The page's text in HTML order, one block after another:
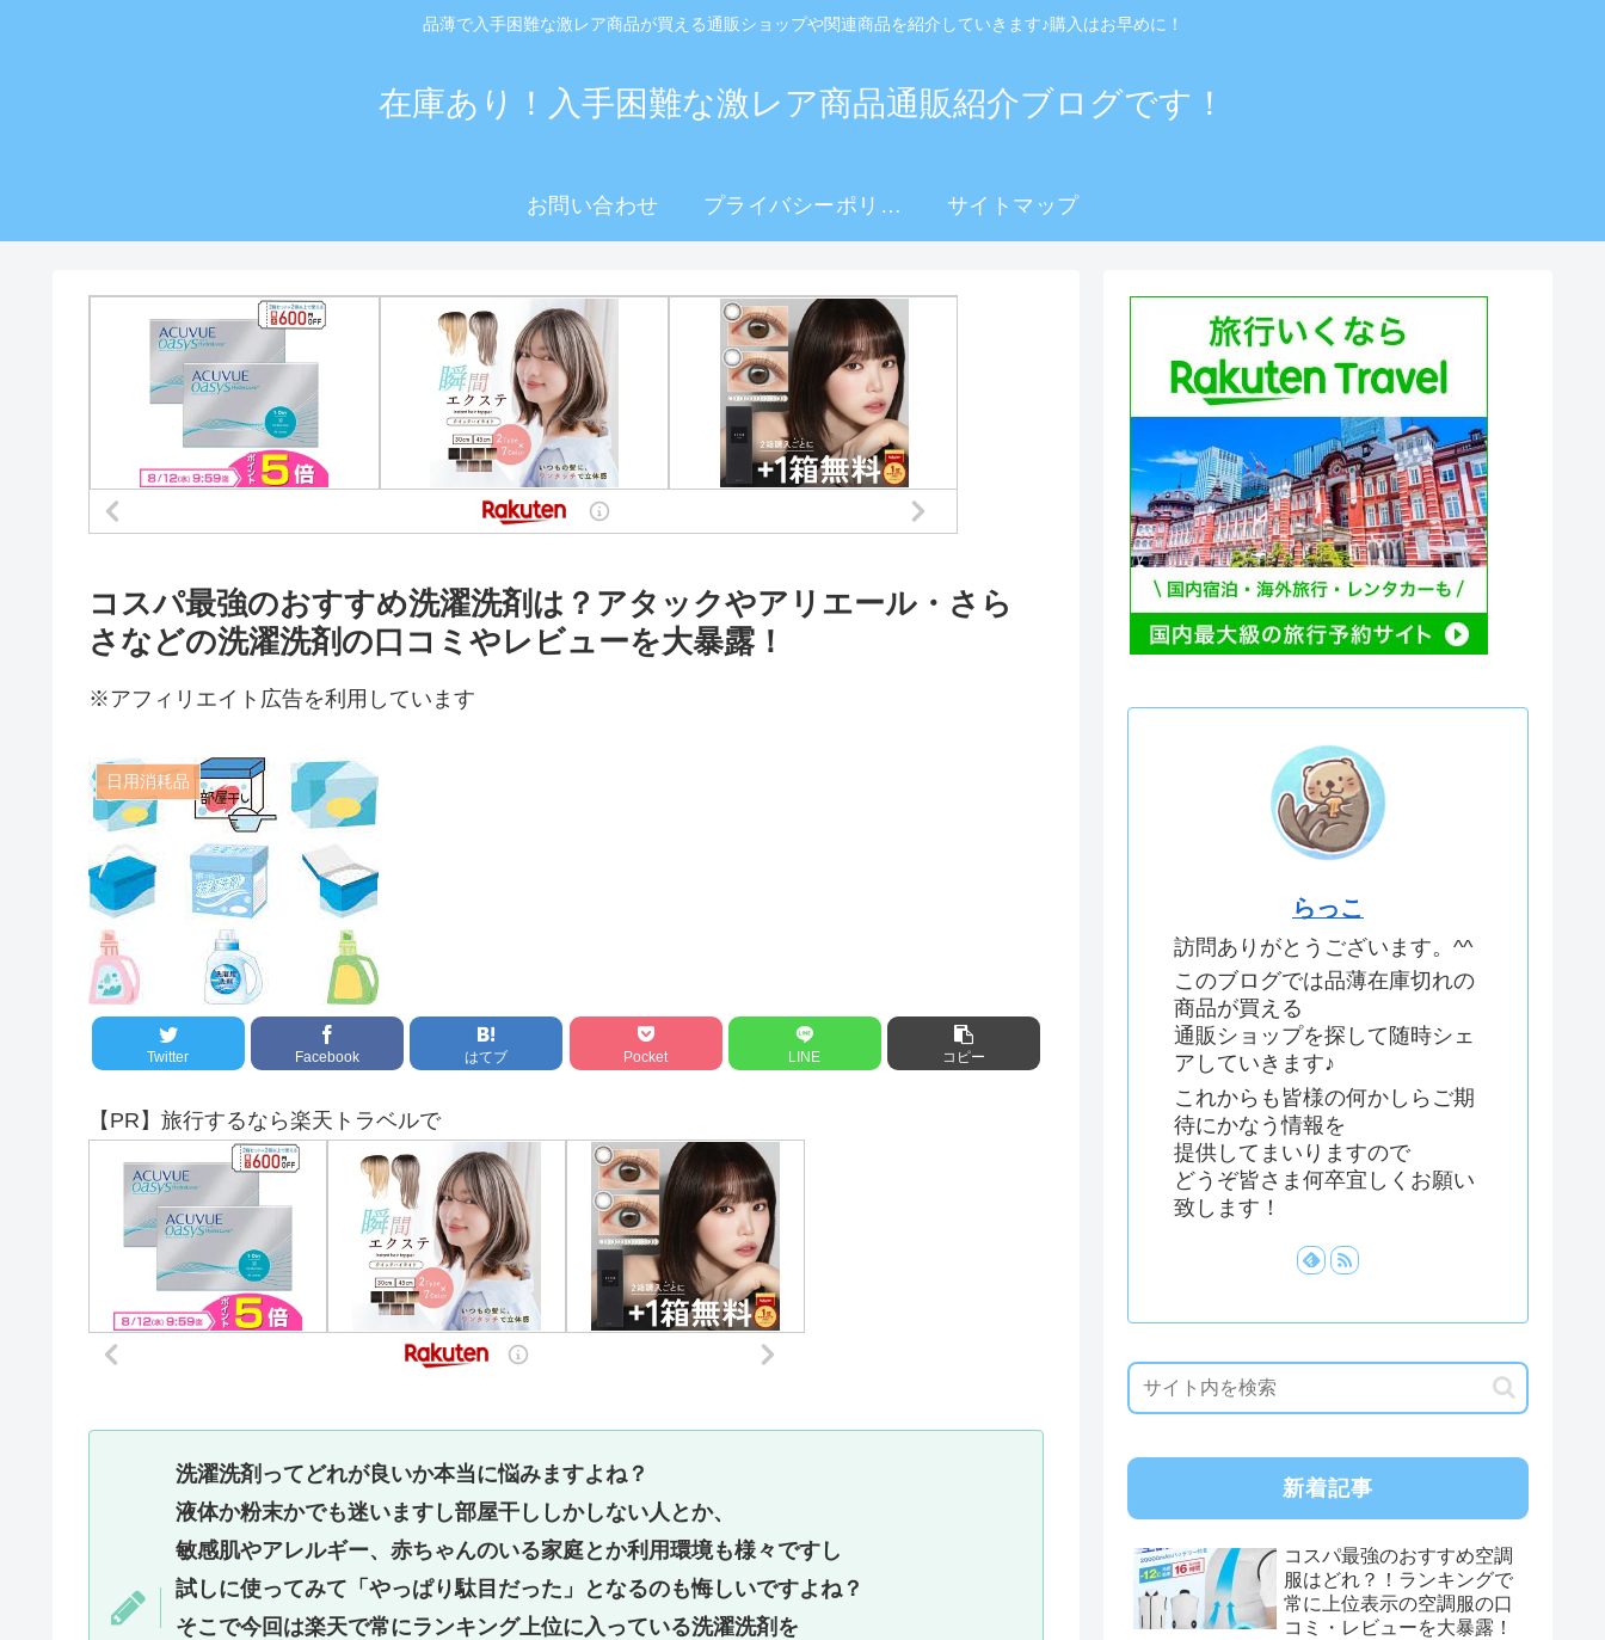
品薄で入手困難な激レア商品が買える通販ショップや関連商品を紹介していきます♪購入はお早めに！
在庫あり！入手困難な激レア商品通販紹介ブログです！
お問い合わせ プライバシーポリシ サイトマップ
コスパ最強のおすすめ洗濯洗剤は？アタックやアリエール・さら
さなどの洗濯洗剤の口コミやレビューを大暴露！
※アフィリエイト広告を利用しています
日用消耗品
Twitter Facebook はてブ Pocket LINE コピー
【PR】旅行するなら楽天トラベルで
洗濯洗剤ってどれが良いか本当に悩みますよね？
液体か粉末かでも迷いますし部屋干ししかしない人とか、
敏感肌やアレルギー、赤ちゃんのいる家庭とか利用環境も様々ですし
試しに使ってみて「やっぱり駄目だった」となるのも悔しいですよね？
そこで今回は楽天で常にランキング上位に入っている洗濯洗剤を
らっこ
訪問ありがとうございます。^^
このブログでは品薄在庫切れの
商品が買える
通販ショップを探して随時シェ
アしていきます♪
これからも皆様の何かしらご期
待にかなう情報を
提供してまいりますので
どうぞ皆さま何卒宜しくお願い
致します！
新着記事
コスパ最強のおすすめ空調
服はどれ？！ランキングで
常に上位表示の空調服の口
コミ・レビューを大暴露！